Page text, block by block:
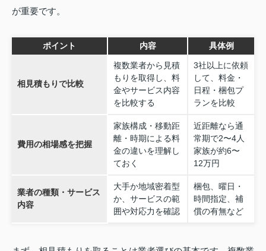
が重要です。
ポイント 内容 具体例
相見積もりで比較
複数業者から見積
もりを取得し、料
金やサービス内容
を比較する
3社以上に依頼
して、料金・
日程・梱包プ
ランを比較
費用の相場感を把握
家族構成・移動距
離・時期による料
金の違いを理解し
ておく
近距離なら通
常期で2〜4人
家族が約6〜
12万円
業者の種類・サービス
内容
大手か地域密着型
か、サービスの範
囲や対応力を確認
梱包、曜日・
時間指定、補
償の有無など